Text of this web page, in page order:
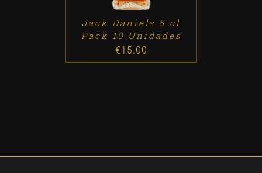
Jack Daniels 5 cl
Pack 10 Unidades
€15.00